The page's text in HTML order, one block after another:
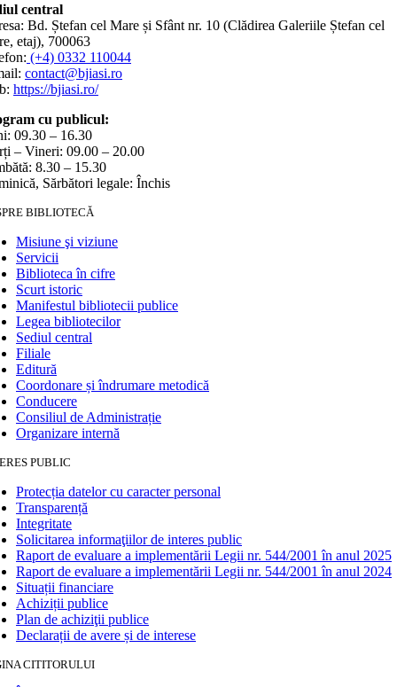
central
Bd. Ștefan cel Mare și Sfânt nr. 10 (Clădirea Galeriile Ștefan cel
etaj), 700063
(+4) 0332 110044
contact@bjiasi.ro
https://bjiasi.ro/
cu publicul:
09.30 – 16.30
– Vineri: 09.00 – 20.00
8.30 – 15.30
Sărbători legale: Închis
BIBLIOTECĂ
Misiune şi viziune
Servicii
Biblioteca în cifre
Scurt istoric
Manifestul bibliotecii publice
Legea bibliotecilor
Sediul central
Filiale
Editură
Coordonare și îndrumare metodică
Conducere
Consiliul de Administrație
Organizare internă
PUBLIC
Protecția datelor cu caracter personal
Transparență
Integritate
Solicitarea informaţiilor de interes public
Raport de evaluare a implementării Legii nr. 544/2001 în anul 2025
Raport de evaluare a implementării Legii nr. 544/2001 în anul 2024
Situații financiare
Achiziții publice
Plan de achiziţii publice
Declarații de avere și de interese
CITITORULUI